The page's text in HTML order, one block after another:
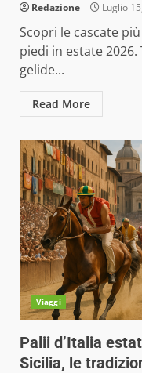
Redazione Luglio
Scopri le cascate
piedi in estate
gelide...
Read More
Viaggi
Palii d’Italia
Sicilia, le